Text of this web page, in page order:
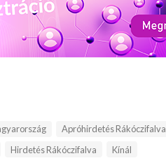
Apróhirdetés Rákóczifalva
Hirdetés Rákóczifalva Kínál